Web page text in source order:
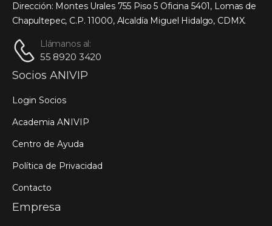
Dirección: Montes Urales 755 Piso 5 Oficina 5401, Lomas de
Chapultepec, C.P. 11000, Alcaldía Miguel Hidalgo, CDMX.
Llámanos al:
55 8920 3420
Socios ANIVIP
Login Socios
Academia ANIVIP
Centro de Ayuda
Política de Privacidad
Contacto
Empresa